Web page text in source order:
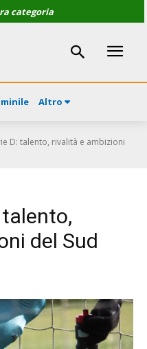
categoria
Altro
D: talento, rivalità e ambizioni
talento,
del Sud